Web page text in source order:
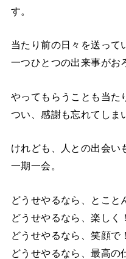
す。
当たり前の日々を送って
一つひとつの出来事がお
やってもらうことも当た
つい、感謝も忘れてしま
けれども、人との出会い
一期一会。
どうせやるなら、とこと
どうせやるなら、楽しく！
どうせやるなら、笑顔で！
どうせやるなら、最高の